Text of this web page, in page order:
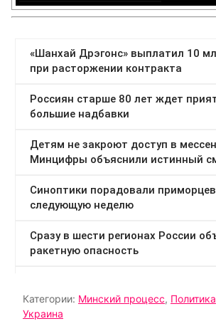
Категории: Минский процесс, Политика
Украина